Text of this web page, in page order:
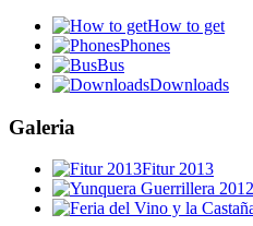
How to get
Phones
Bus
Downloads
Galeria
Fitur 2013